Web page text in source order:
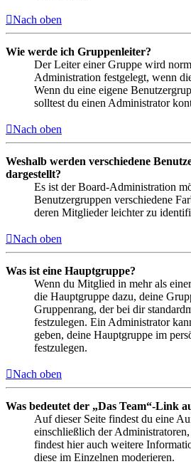
Nach oben
Wie werde ich Gruppenleiter?
Der Leiter einer Gruppe wird
Administration festgelegt, wenn
Wenn du eine eigene
solltest du einen Administrator
Nach oben
Weshalb werden verschiedene
dargestellt?
Es ist der Board-Administration
Benutzergruppen verschiedene
deren Mitglieder leichter zu
Nach oben
Was ist eine Hauptgruppe?
Wenn du Mitglied in mehr als
die Hauptgruppe dazu, deine
Gruppenrang, der bei dir
festzulegen. Ein Administrator
geben, deine Hauptgruppe im
festzulegen.
Nach oben
Was bedeutet der „Das Team“-Link
Auf dieser Seite findest du eine
einschließlich der
findest hier auch weitere
diese im Einzelnen moderieren.